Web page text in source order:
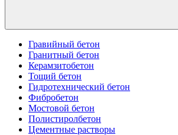
Гравийный бетон
Гранитный бетон
Керамзитобетон
Тощий бетон
Гидротехнический бетон
Фибробетон
Мостовой бетон
Полистиролбетон
Цементные растворы